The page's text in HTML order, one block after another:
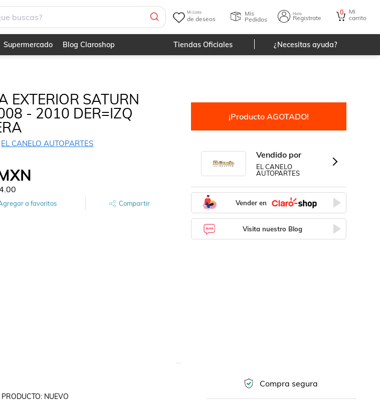
Mi Lista
de deseos
Mis
Pedidos
Hola
Registrate
0
Mi
carrito
Supermercado Blog Claroshop Tiendas Oficiales ¿Necesitas ayuda?
EXTERIOR SATURN
- 2010 DER=IZQ
EL CANELO AUTOPARTES
a favoritos Compartir
¡Producto AGOTADO!
Vendido por
EL CANELO
AUTOPARTES
Vender en
Visita nuestro Blog
NUEVO
Compra segura